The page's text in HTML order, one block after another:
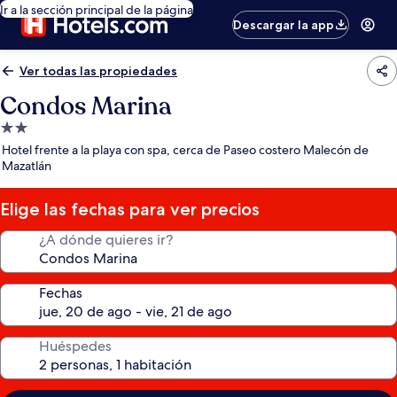
Ir a la sección principal de la página
Descargar la app
Ver todas las propiedades
Condos Marina
Propiedad
de
2.0
estrellas
Hotel frente a la playa con spa, cerca de Paseo costero Malecón de
Mazatlán
Elige las fechas para ver precios
¿A dónde quieres ir?
Fechas
Huéspedes